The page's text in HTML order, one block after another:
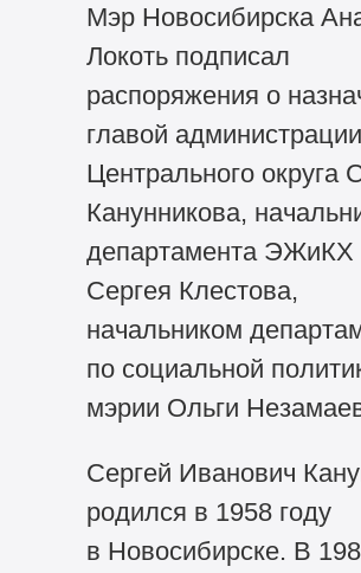
Мэр Новосибирска
Локоть подписал
распоряжения о
главой администрации
Центрального округа
Канунникова,
департамента ЭЖиКХ
Сергея Клестова,
начальником
по социальной
мэрии Ольги
Сергей Иванович
родился в 1958 году
в Новосибирске. В